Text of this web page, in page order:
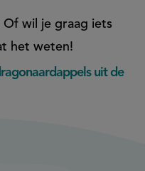
wil je graag iets
het weten!
uit de